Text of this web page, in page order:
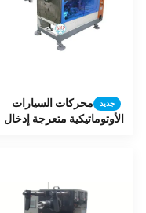
جديد
محركات السيارات
الأوتوماتيكية متعرجة إدخال